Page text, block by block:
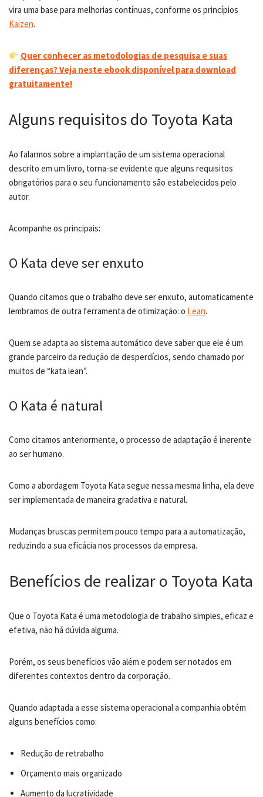
vira uma base para melhorias contínuas, conforme os princípios
Kaizen.
Quer conhecer as metodologias de pesquisa e suas
diferenças? Veja neste ebook disponível para download
gratuitamente!
Alguns requisitos do Toyota Kata
Ao falarmos sobre a implantação de um sistema operacional
descrito em um livro, torna-se evidente que alguns requisitos
obrigatórios para o seu funcionamento são estabelecidos pelo
autor.
Acompanhe os principais:
O Kata deve ser enxuto
Quando citamos que o trabalho deve ser enxuto, automaticamente
lembramos de outra ferramenta de otimização: o Lean.
Quem se adapta ao sistema automático deve saber que ele é um
grande parceiro da redução de desperdícios, sendo chamado por
muitos de “kata lean”.
O Kata é natural
Como citamos anteriormente, o processo de adaptação é inerente
ao ser humano.
Como a abordagem Toyota Kata segue nessa mesma linha, ela deve
ser implementada de maneira gradativa e natural.
Mudanças bruscas permitem pouco tempo para a automatização,
reduzindo a sua eficácia nos processos da empresa.
Benefícios de realizar o Toyota Kata
Que o Toyota Kata é uma metodologia de trabalho simples, eficaz e
efetiva, não há dúvida alguma.
Porém, os seus benefícios vão além e podem ser notados em
diferentes contextos dentro da corporação.
Quando adaptada a esse sistema operacional a companhia obtém
alguns benefícios como:
Redução de retrabalho
Orçamento mais organizado
Aumento da lucratividade